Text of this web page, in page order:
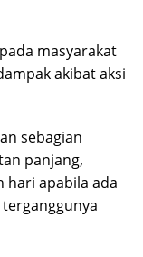
masyarakat
akibat aksi
sebagian
panjang,
hari apabila ada